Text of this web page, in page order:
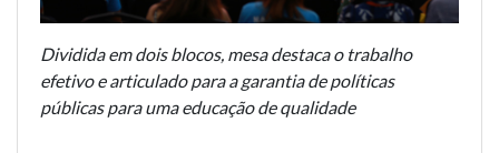
Dividida em dois blocos, mesa destaca o trabalho
efetivo e articulado para a garantia de políticas
públicas para uma educação de qualidade